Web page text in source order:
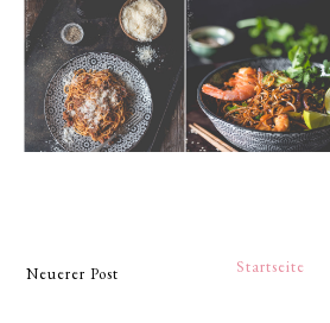
Neuerer Post Startseite